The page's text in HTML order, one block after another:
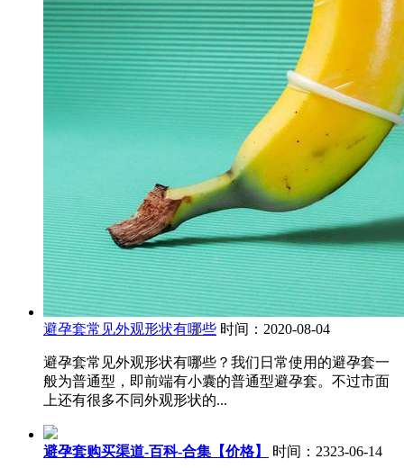
避孕套常见外观形状有哪些 时间：2020-08-04
避孕套常见外观形状有哪些？我们日常使用的避孕套一
般为普通型，即前端有小囊的普通型避孕套。不过市面
上还有很多不同外观形状的...
避孕套购买渠道-百科-合集【价格】 时间：2323-06-14